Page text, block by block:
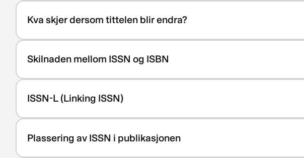
Kva skjer dersom tittelen blir endra?
Skilnaden mellom ISSN og ISBN
ISSN-L (Linking ISSN)
Plassering av ISSN i publikasjonen